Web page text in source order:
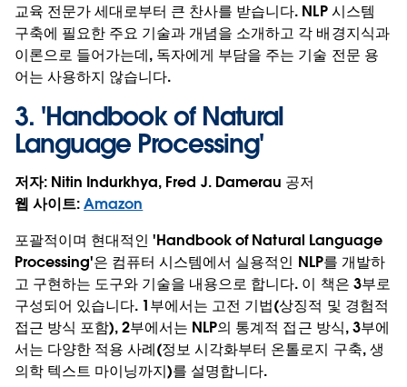
교육 전문가 세대로부터 큰 찬사를 받습니다. NLP 시스템
구축에 필요한 주요 기술과 개념을 소개하고 각 배경지식과
이론으로 들어가는데, 독자에게 부담을 주는 기술 전문 용
어는 사용하지 않습니다.
3. 'Handbook of Natural
Language Processing'
저자: Nitin Indurkhya, Fred J. Damerau 공저
웹 사이트:Amazon
포괄적이며 현대적인 'Handbook of Natural Language
Processing'은 컴퓨터 시스템에서 실용적인 NLP를 개발하
고 구현하는 도구와 기술을 내용으로 합니다. 이 책은 3부로
구성되어 있습니다. 1부에서는 고전 기법(상징적 및 경험적
접근 방식 포함), 2부에서는 NLP의 통계적 접근 방식, 3부에
서는 다양한 적용 사례(정보 시각화부터 온톨로지 구축, 생
의학 텍스트 마이닝까지)를 설명합니다.